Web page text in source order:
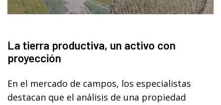
La tierra productiva, un activo con
proyección
En el mercado de campos, los especialistas
destacan que el análisis de una propiedad